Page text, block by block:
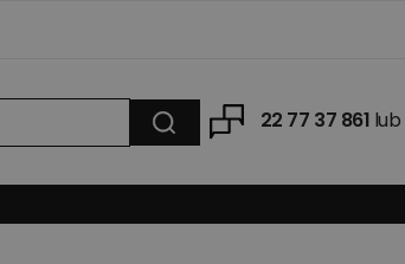
22 77 37 861 lub